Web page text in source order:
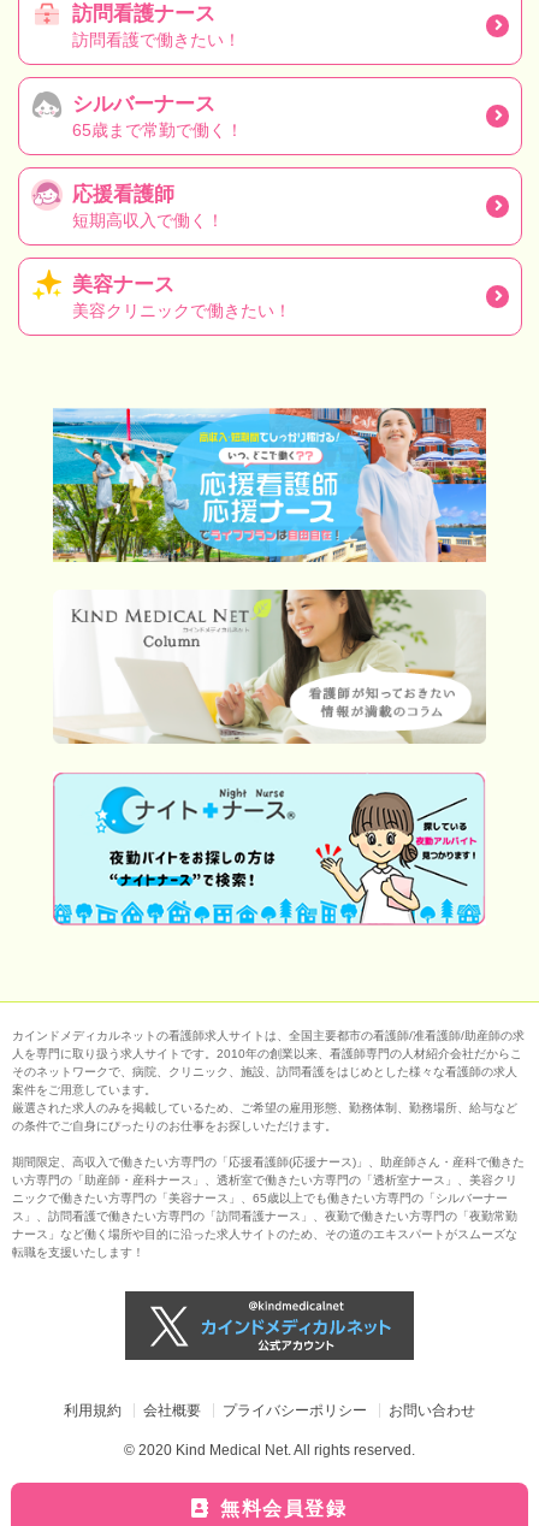
訪問看護ナース
訪問看護で働きたい！
シルバーナース
65歳まで常勤で働く！
応援看護師
短期高収入で働く！
美容ナース
美容クリニックで働きたい！
カインドメディカルネットの看護師求人サイトは、全国主要都市の看護師/准看護師/助産師の求
人を専門に取り扱う求人サイトです。2010年の創業以来、看護師専門の人材紹介会社だからこ
そのネットワークで、病院、クリニック、施設、訪問看護をはじめとした様々な看護師の求人
案件をご用意しています。
厳選された求人のみを掲載しているため、ご希望の雇用形態、勤務体制、勤務場所、給与など
の条件でご自身にぴったりのお仕事をお探しいただけます。
期間限定、高収入で働きたい方専門の「応援看護師(応援ナース)」、助産師さん・産科で働きた
い方専門の「助産師・産科ナース」、透析室で働きたい方専門の「透析室ナース」、美容クリ
ニックで働きたい方専門の「美容ナース」、65歳以上でも働きたい方専門の「シルバーナー
ス」、訪問看護で働きたい方専門の「訪問看護ナース」、夜勤で働きたい方専門の「夜勤常勤
ナース」など働く場所や目的に沿った求人サイトのため、その道のエキスパートがスムーズな
転職を支援いたします！
利用規約 会社概要 プライバシーポリシー お問い合わせ
© 2020 Kind Medical Net. All rights reserved.
無料会員登録